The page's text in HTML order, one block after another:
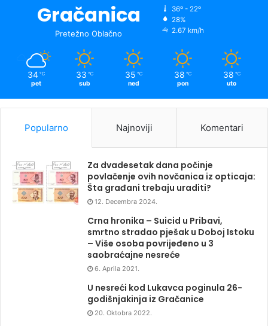
Gračanica
Pretežno Oblačno
36º - 22º
28%
2.67 km/h
34 ℃
pet
33 ℃
sub
35 ℃
ned
38 ℃
pon
38 ℃
uto
Popularno Najnoviji Komentari
Za dvadesetak dana počinje
povlačenje ovih novčanica iz opticaja:
Šta građani trebaju uraditi?
12. Decembra 2024.
Crna hronika – Suicid u Pribavi,
smrtno stradao pješak u Doboj Istoku
– Više osoba povrijeđeno u 3
saobraćajne nesreće
6. Aprila 2021.
U nesreći kod Lukavca poginula 26-
godišnjakinja iz Gračanice
20. Oktobra 2022.